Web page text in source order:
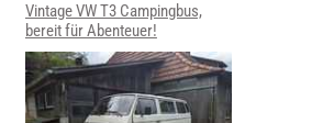
Vintage VW T3 Campingbus,
bereit für Abenteuer!